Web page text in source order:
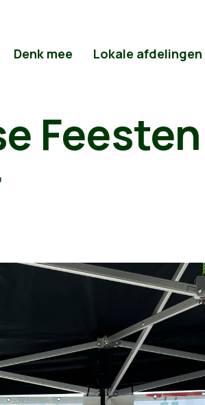
Denk mee Lokale afdelingen
Feesten